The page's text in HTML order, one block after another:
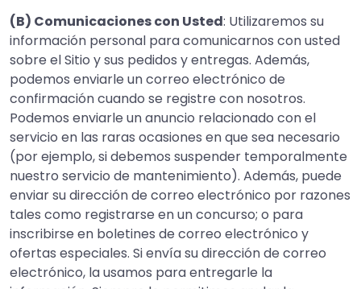
(B) Comunicaciones con Usted: Utilizaremos su
información personal para comunicarnos con usted
sobre el Sitio y sus pedidos y entregas. Además,
podemos enviarle un correo electrónico de
confirmación cuando se registre con nosotros.
Podemos enviarle un anuncio relacionado con el
servicio en las raras ocasiones en que sea necesario
(por ejemplo, si debemos suspender temporalmente
nuestro servicio de mantenimiento). Además, puede
enviar su dirección de correo electrónico por razones
tales como registrarse en un concurso; o para
inscribirse en boletines de correo electrónico y
ofertas especiales. Si envía su dirección de correo
electrónico, la usamos para entregarle la